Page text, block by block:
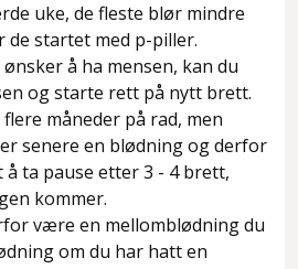
uke, de fleste blør mindre
de startet med p-piller.
å ha mensen, kan du
og starte rett på nytt brett.
måneder på rad, men
senere en blødning og derfor
ta pause etter 3 - 4 brett,
kommer.
være en mellomblødning du
om du har hatt en